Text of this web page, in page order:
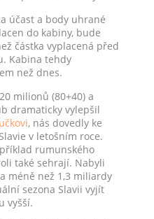
účast a body uhrané
do kabiny, bude
částka vyplacená před
Kabina tehdy
než dnes.
milionů (80+40) a
dramaticky vylepšil
, nás dovedly ke
v letošním roce.
rumunského
také sehrají. Nabyli
méně než 1,3 miliardy
sezona Slavii vyjít
vyšší.